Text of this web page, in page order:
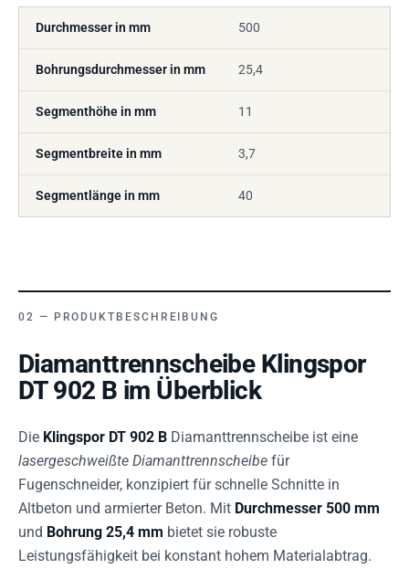
Durchmesser in mm 500
Bohrungsdurchmesser in mm 25,4
Segmenthöhe in mm 11
Segmentbreite in mm 3,7
Segmentlänge in mm 40
PRODUKTBESCHREIBUNG
Diamanttrennscheibe Klingspor
DT 902 B im Überblick
Die Klingspor DT 902 B Diamanttrennscheibe ist eine
lasergeschweißte Diamanttrennscheibe für
Fugenschneider, konzipiert für schnelle Schnitte in
Altbeton und armierter Beton. Mit Durchmesser 500 mm
und Bohrung 25,4 mm bietet sie robuste
Leistungsfähigkeit bei konstant hohem Materialabtrag.